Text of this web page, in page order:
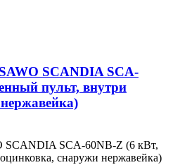
SCANDIA SCA-
пульт, внутри
SCANDIA SCA-60NB-Z (6 кВт,
снаружи нержавейка)